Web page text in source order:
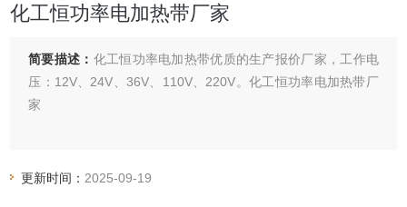
化工恒功率电加热带厂家
简要描述： 化工恒功率电加热带优质的生产报价厂家，工作电
压：12V、24V、36V、110V、220V。化工恒功率电加热带厂
家
更新时间： 2025-09-19